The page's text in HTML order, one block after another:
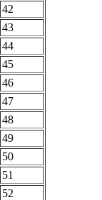
42
43
44
45
46
47
48
49
50
51
52